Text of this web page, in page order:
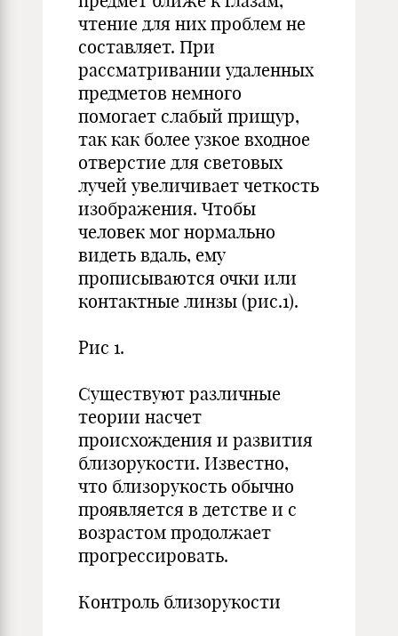
чтение для них проблем не
составляет. При
рассматривании удаленных
предметов немного
помогает слабый прищур,
так как более узкое входное
отверстие для световых
лучей увеличивает четкость
изображения. Чтобы
человек мог нормально
видеть вдаль, ему
прописываются очки или
контактные линзы (рис.1).
Рис 1.
Существуют различные
теории насчет
происхождения и развития
близорукости. Известно,
что близорукость обычно
проявляется в детстве и с
возрастом продолжает
прогрессировать.
Контроль близорукости